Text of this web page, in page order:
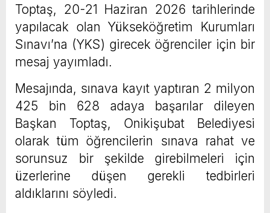
Toptaş, 20-21 Haziran 2026 tarihlerinde
yapılacak olan Yükseköğretim Kurumları
Sınavı’na (YKS) girecek öğrenciler için bir
mesaj yayımladı.
Mesajında, sınava kayıt yaptıran 2 milyon
425 bin 628 adaya başarılar dileyen
Başkan Toptaş, Onikişubat Belediyesi
olarak tüm öğrencilerin sınava rahat ve
sorunsuz bir şekilde girebilmeleri için
üzerlerine düşen gerekli tedbirleri
aldıklarını söyledi.